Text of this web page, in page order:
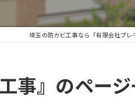
結露クレームに終止符を。賃貸オーナー
クリートのカビ
除菌消臭
埼玉の防カビ工事なら「有限会社プレ
事』のペー